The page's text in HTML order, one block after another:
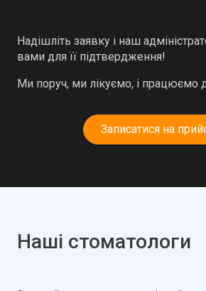
Надішліть заявку і наш
вами для її підтвердження!
Ми поруч, ми лікуємо, і працюємо
Записатися на
Наші стоматологи